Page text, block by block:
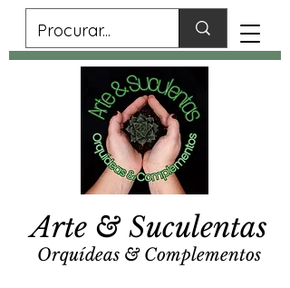
Arte & Suculentas
Orquídeas & Complementos